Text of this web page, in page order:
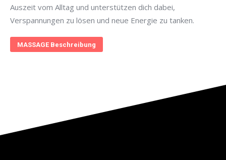
Auszeit vom Alltag und unterstützen dich dabei,
Verspannungen zu lösen und neue Energie zu tanken.
MASSAGE Beschreibung